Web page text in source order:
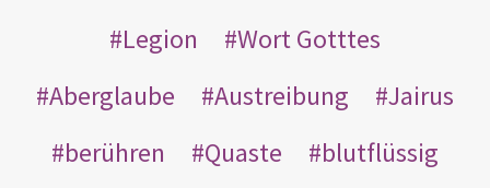
Legion
Wort Gotttes
Aberglaube
Austreibung
Jairus
berühren
Quaste
blutflüssig